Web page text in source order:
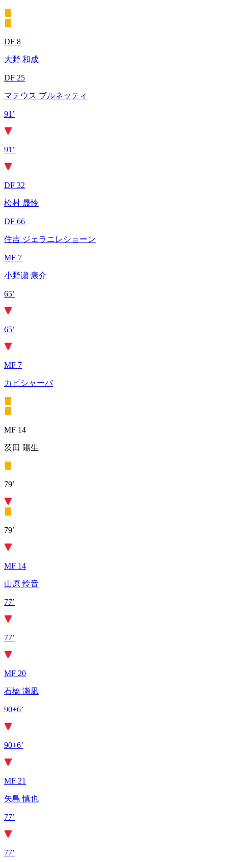
DF 8
大野 和成
DF 25
マテウス ブルネッティ
91’
91’
DF 32
松村 晟怜
DF 66
住吉 ジェラニレショーン
MF 7
小野瀬 康介
65’
65’
MF 7
カピシャーバ
MF 14
茨田 陽生
79’
79’
MF 14
山原 怜音
77’
77’
MF 20
石橋 瀬凪
90+6’
90+6’
MF 21
矢島 慎也
77’
77’